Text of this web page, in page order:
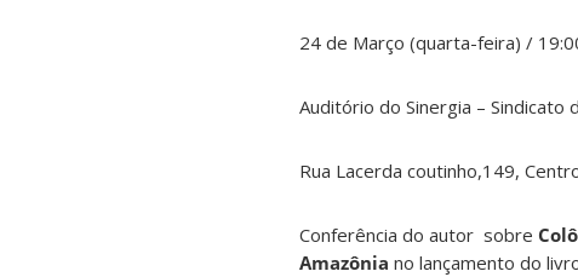
24 de Março (quarta-feira) /
Auditório do Sinergia –
Rua Lacerda coutinho,149,
Conferência do autor sobre
Amazônia no lançamento do